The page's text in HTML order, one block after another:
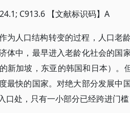
C913.6 【文献标识码】A
为人口结构转变的过程，人口老
体中，最早进入老龄化社会的国
新加坡，东亚的韩国和日本）。
最快的国家。对绝大部分发展中
口处，只有一小部分已经跨进门槛